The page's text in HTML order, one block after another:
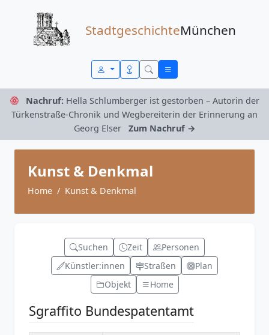
StadtgeschichteMünchen
Nachruf: Hella Schlumberger ist gestorben – Autorin der
Türkenstraße-Chronik und Wegbereiterin der Erinnerung an
Georg Elser
Zum Nachruf →
Kunst & Denkmal
Home Kunst & Denkmal
Suchen Zeit
Personen
Künstler:innen
Straßen
Plan
Objekt
Home
Sgraffito Bundespatentamt